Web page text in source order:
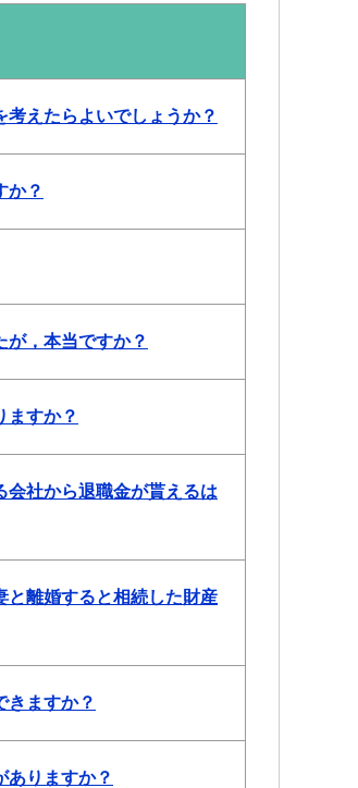
えたらよいでしょうか？
か？
が，本当ですか？
ますか？
会社から退職金が貰えるは
と離婚すると相続した財産
きますか？
ありますか？